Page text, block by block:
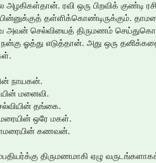
அழகிகள்தான். ரவி ஒரு பிறவிக் குண்டி
தள்ளிக்கொண்டிருக்கும்.
அவன் செல்வியைத் திருமணம்
ஓத்து எடுத்தான். அது ஒரு
நாயகன்.
மனைவி.
தங்கை.
ஒரே மகள்.
கணவன்.
திருமணமாகி ஏழு